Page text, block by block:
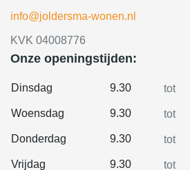
info@joldersma-wonen.nl
KVK 04008776
Onze openingstijden:
Dinsdag 9.30 tot
Woensdag 9.30 tot
Donderdag 9.30 tot
Vrijdag 9.30 tot